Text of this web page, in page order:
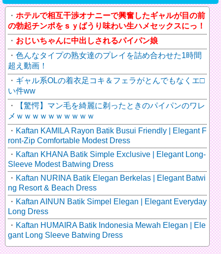
ホテルで相互干渉オナニーで興奮したギャルが目の前
の勃起チンポをｓｙばうり味わい生ハメセックスにっ！
おじいちゃんに中出しされるパイパン娘
色んなタイプの熟女達のプレイを詰め合わせた1時間
超え動画！
ギャル系OLの着衣足コキ＆フェラがとんでもなくエ□
い件ww
【驚愕】マン毛を綺麗に剃ったときのパイパンのワレ
メｗｗｗｗｗｗｗｗｗｗ
Kaftan KAMILA Rayon Batik Busui Friendly | Elegant F
ront-Zip Comfortable Modest Dress
Kaftan KHANA Batik Simple Exclusive | Elegant Long-
Sleeve Modest Batwing Dress
Kaftan NURINA Batik Elegan Berkelas | Elegant Batwi
ng Resort & Beach Dress
Kaftan AINUN Batik Simpel Elegan | Elegant Everyday
Long Dress
Kaftan HUMAIRA Batik Indonesia Mewah Elegan | Ele
gant Long Sleeve Batwing Dress